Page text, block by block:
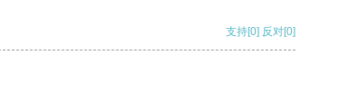
支持[0] 反对[0]